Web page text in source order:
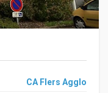
CA Flers Agglo